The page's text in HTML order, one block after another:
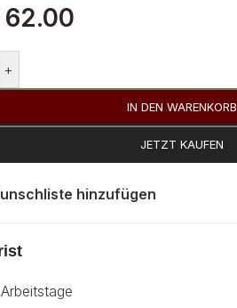
62.00
+
IN DEN WARENKORB
JETZT KAUFEN
hinzufügen